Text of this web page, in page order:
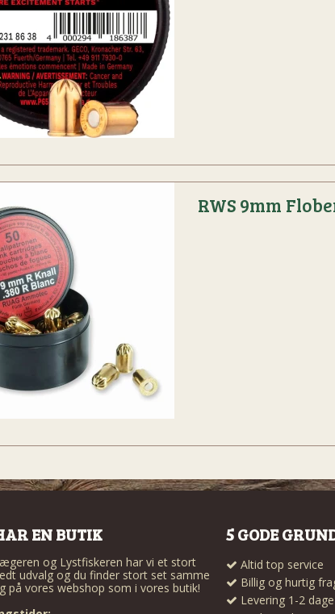
RWS 9mm
EN BUTIK
og Lystfiskeren har vi et stort
udvalg og du finder stort set samme
på vores webshop som i vores butik!
5 GODE
Altid top service
Billig og hurtig
Levering 1-2 dage